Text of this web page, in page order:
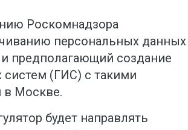
Роскомнадзора
персональных данных
предполагающий создание
(ГИС) с такими
в Москве.
будет направлять